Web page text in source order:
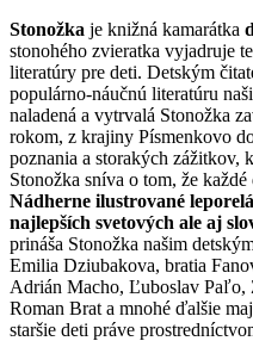
Stonožka je knižná kamarátka
stonohého zvieratka vyjadruje
literatúry pre deti. Detským
populárno-náučnú literatúru
naladená a vytrvalá Stonožka
rokom, z krajiny Písmenkovo
poznania a storakých zážitkov,
Stonožka sníva o tom, že
Nádherne ilustrované
najlepších svetových ale aj
prináša Stonožka našim
Emilia Dziubakova, bratia
Adrián Macho, Ľuboslav Paľo,
Roman Brat a mnohé ďalšie
staršie deti práve